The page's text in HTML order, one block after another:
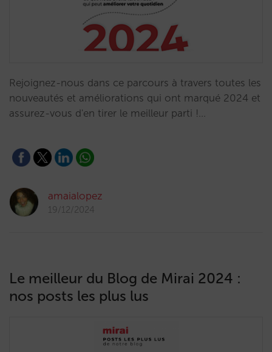
Rejoignez-nous dans ce parcours à travers toutes les
nouveautés et améliorations qui ont marqué 2024 et
assurez-vous d'en tirer le meilleur parti !…
amaialopez
19/12/2024
Le meilleur du Blog de Mirai 2024 :
nos posts les plus lus